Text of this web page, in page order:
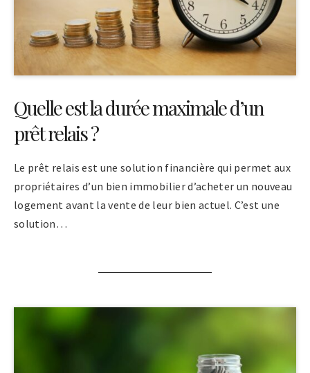
Quelle est la durée maximale d’un
prêt relais ?
Le prêt relais est une solution financière qui permet aux
propriétaires d’un bien immobilier d’acheter un nouveau
logement avant la vente de leur bien actuel. C’est une
solution…